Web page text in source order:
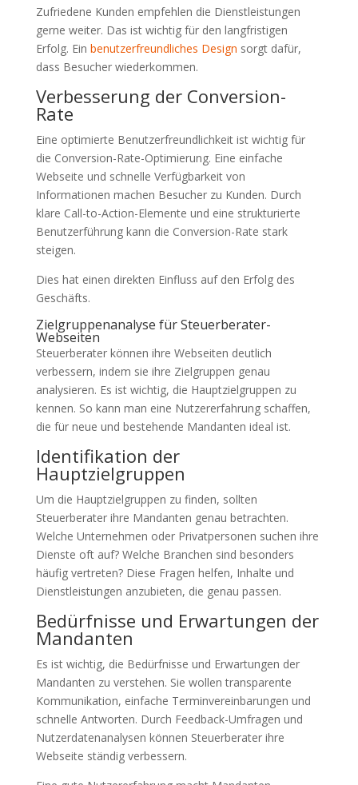
Zufriedene Kunden empfehlen die Dienstleistungen
gerne weiter. Das ist wichtig für den langfristigen
Erfolg. Ein benutzerfreundliches Design sorgt dafür,
dass Besucher wiederkommen.
Verbesserung der Conversion-
Rate
Eine optimierte Benutzerfreundlichkeit ist wichtig für
die Conversion-Rate-Optimierung. Eine einfache
Webseite und schnelle Verfügbarkeit von
Informationen machen Besucher zu Kunden. Durch
klare Call-to-Action-Elemente und eine strukturierte
Benutzerführung kann die Conversion-Rate stark
steigen.
Dies hat einen direkten Einfluss auf den Erfolg des
Geschäfts.
Zielgruppenanalyse für Steuerberater-
Webseiten
Steuerberater können ihre Webseiten deutlich
verbessern, indem sie ihre Zielgruppen genau
analysieren. Es ist wichtig, die Hauptzielgruppen zu
kennen. So kann man eine Nutzererfahrung schaffen,
die für neue und bestehende Mandanten ideal ist.
Identifikation der
Hauptzielgruppen
Um die Hauptzielgruppen zu finden, sollten
Steuerberater ihre Mandanten genau betrachten.
Welche Unternehmen oder Privatpersonen suchen ihre
Dienste oft auf? Welche Branchen sind besonders
häufig vertreten? Diese Fragen helfen, Inhalte und
Dienstleistungen anzubieten, die genau passen.
Bedürfnisse und Erwartungen der
Mandanten
Es ist wichtig, die Bedürfnisse und Erwartungen der
Mandanten zu verstehen. Sie wollen transparente
Kommunikation, einfache Terminvereinbarungen und
schnelle Antworten. Durch Feedback-Umfragen und
Nutzerdatenanalysen können Steuerberater ihre
Webseite ständig verbessern.